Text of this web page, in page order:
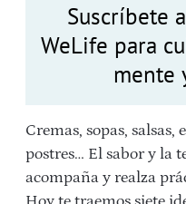
Suscríbete
WeLife para
mente
Cremas, sopas, salsas,
postres… El sabor y la
acompaña y realza